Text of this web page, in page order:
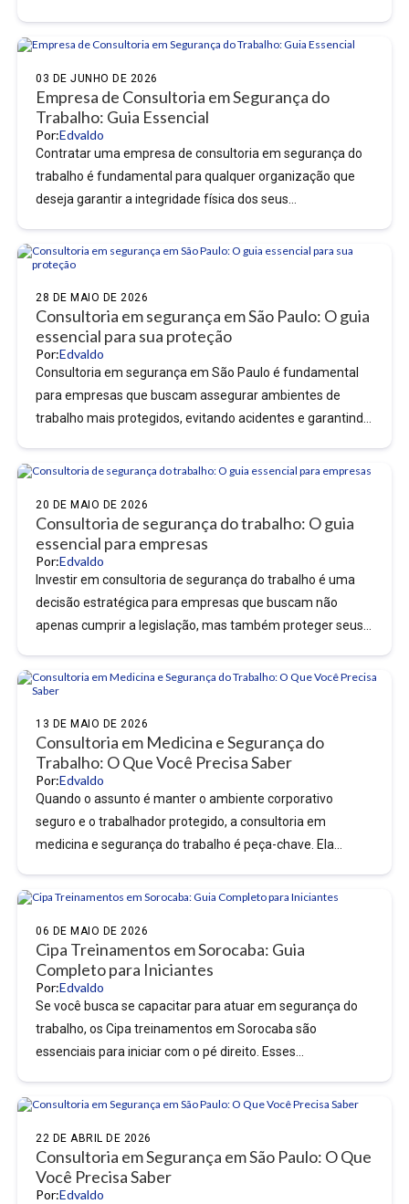
Empresa de Consultoria em Segurança do
Trabalho: Guia Essencial
03 DE JUNHO DE 2026
Por:Edvaldo
Contratar uma empresa de consultoria em segurança do
trabalho é fundamental para qualquer organização que
deseja garantir a integridade física dos seus
Consultoria em segurança em São Paulo: O guia
essencial para sua proteção
28 DE MAIO DE 2026
Por:Edvaldo
Consultoria em segurança em São Paulo é fundamental
para empresas que buscam assegurar ambientes de
trabalho mais protegidos, evitando acidentes e garantindo
Consultoria de segurança do trabalho: O guia
essencial para empresas
20 DE MAIO DE 2026
Por:Edvaldo
Investir em consultoria de segurança do trabalho é uma
decisão estratégica para empresas que buscam não
apenas cumprir a legislação, mas também proteger seus
Consultoria em Medicina e Segurança do
Trabalho: O Que Você Precisa Saber
13 DE MAIO DE 2026
Por:Edvaldo
Quando o assunto é manter o ambiente corporativo
seguro e o trabalhador protegido, a consultoria em
medicina e segurança do trabalho é peça-chave. Ela
Cipa Treinamentos em Sorocaba: Guia
Completo para Iniciantes
06 DE MAIO DE 2026
Por:Edvaldo
Se você busca se capacitar para atuar em segurança do
trabalho, os Cipa treinamentos em Sorocaba são
essenciais para iniciar com o pé direito. Esses...
Consultoria em Segurança em São Paulo: O Que
Você Precisa Saber
22 DE ABRIL DE 2026
Por:Edvaldo